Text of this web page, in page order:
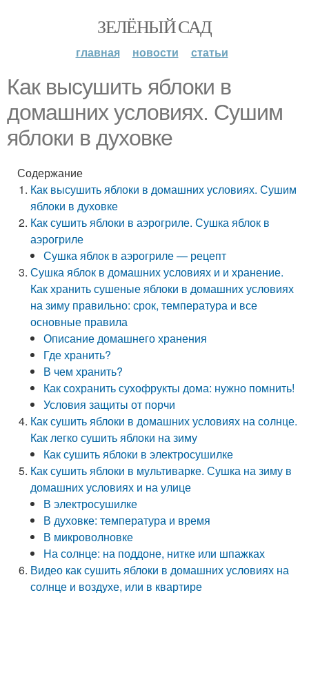
ЗЕЛЁНЫЙ САД
главная новости статьи
Как высушить яблоки в
домашних условиях. Сушим
яблоки в духовке
Содержание
Как высушить яблоки в домашних условиях. Сушим
яблоки в духовке
Как сушить яблоки в аэрогриле. Сушка яблок в
аэрогриле
Сушка яблок в аэрогриле — рецепт
Сушка яблок в домашних условиях и и хранение.
Как хранить сушеные яблоки в домашних условиях
на зиму правильно: срок, температура и все
основные правила
Описание домашнего хранения
Где хранить?
В чем хранить?
Как сохранить сухофрукты дома: нужно помнить!
Условия защиты от порчи
Как сушить яблоки в домашних условиях на солнце.
Как легко сушить яблоки на зиму
Как сушить яблоки в электросушилке
Как сушить яблоки в мультиварке. Сушка на зиму в
домашних условиях и на улице
В электросушилке
В духовке: температура и время
В микроволновке
На солнце: на поддоне, нитке или шпажках
Видео как сушить яблоки в домашних условиях на
солнце и воздухе, или в квартире